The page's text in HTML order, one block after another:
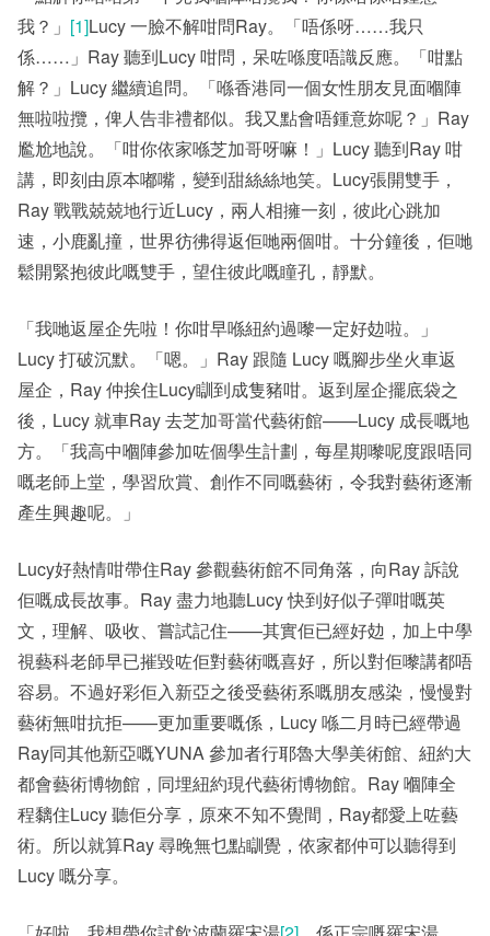
我？」 [1]Lucy 一臉不解咁問Ray。「唔係呀……我只
係……」Ray 聽到Lucy 咁問，呆咗喺度唔識反應。「咁點
解？」Lucy 繼續追問。「喺香港同一個女性朋友見面嗰陣
無啦啦攬，俾人告非禮都似。我又點會唔鍾意妳呢？」Ray
尷尬地說。「咁你依家喺芝加哥呀嘛！」Lucy 聽到Ray 咁
講，即刻由原本嘟嘴，變到甜絲絲地笑。Lucy張開雙手，
Ray 戰戰兢兢地行近Lucy，兩人相擁一刻，彼此心跳加
速，小鹿亂撞，世界彷彿得返佢哋兩個咁。十分鐘後，佢哋
鬆開緊抱彼此嘅雙手，望住彼此嘅瞳孔，靜默。
「我哋返屋企先啦！你咁早喺紐約過嚟一定好攰啦。」
Lucy 打破沉默。「嗯。」Ray 跟隨 Lucy 嘅腳步坐火車返
屋企，Ray 仲挨住Lucy瞓到成隻豬咁。返到屋企擺底袋之
後，Lucy 就車Ray 去芝加哥當代藝術館——Lucy 成長嘅地
方。「我高中嗰陣參加咗個學生計劃，每星期嚟呢度跟唔同
嘅老師上堂，學習欣賞、創作不同嘅藝術，令我對藝術逐漸
產生興趣呢。」
Lucy好熱情咁帶住Ray 參觀藝術館不同角落，向Ray 訴說
佢嘅成長故事。Ray 盡力地聽Lucy 快到好似子彈咁嘅英
文，理解、吸收、嘗試記住——其實佢已經好攰，加上中學
視藝科老師早已摧毀咗佢對藝術嘅喜好，所以對佢嚟講都唔
容易。不過好彩佢入新亞之後受藝術系嘅朋友感染，慢慢對
藝術無咁抗拒——更加重要嘅係，Lucy 喺二月時已經帶過
Ray同其他新亞嘅YUNA 參加者行耶魯大學美術館、紐約大
都會藝術博物館，同埋紐約現代藝術博物館。Ray 嗰陣全
程黐住Lucy 聽佢分享，原來不知不覺間，Ray都愛上咗藝
術。所以就算Ray 尋晚無乜點瞓覺，依家都仲可以聽得到
Lucy 嘅分享。